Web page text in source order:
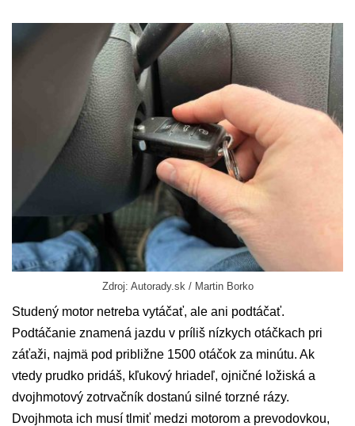
Zdroj: Autorady.sk / Martin Borko
Studený motor netreba vytáčať, ale ani podtáčať.
Podtáčanie znamená jazdu v príliš nízkych otáčkach pri
záťaži, najmä pod približne 1500 otáčok za minútu. Ak
vtedy prudko pridáš, kľukový hriadeľ, ojničné ložiská a
dvojhmotový zotrvačník dostanú silné torzné rázy.
Dvojhmota ich musí tlmiť medzi motorom a prevodovkou,